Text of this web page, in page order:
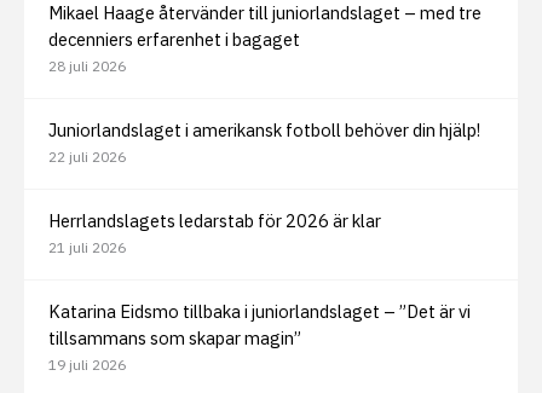
Mikael Haage återvänder till juniorlandslaget – med tre
decenniers erfarenhet i bagaget
28 juli 2026
Juniorlandslaget i amerikansk fotboll behöver din hjälp!
22 juli 2026
Herrlandslagets ledarstab för 2026 är klar
21 juli 2026
Katarina Eidsmo tillbaka i juniorlandslaget – ”Det är vi
tillsammans som skapar magin”
19 juli 2026